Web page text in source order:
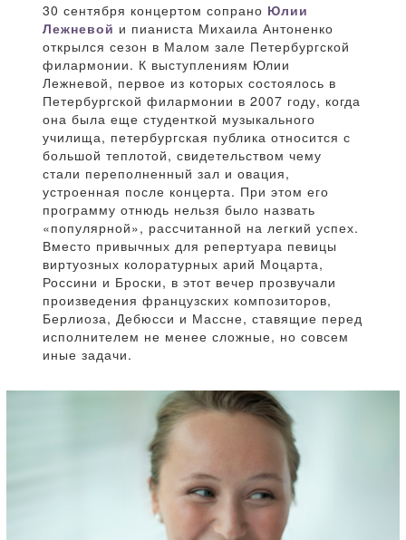
30 сентября концертом сопрано Юлии
Лежневой и пианиста Михаила Антоненко
открылся сезон в Малом зале Петербургской
филармонии. К выступлениям Юлии
Лежневой, первое из которых состоялось в
Петербургской филармонии в 2007 году, когда
она была еще студенткой музыкального
училища, петербургская публика относится с
большой теплотой, свидетельством чему
стали переполненный зал и овация,
устроенная после концерта. При этом его
программу отнюдь нельзя было назвать
«популярной», рассчитанной на легкий успех.
Вместо привычных для репертуара певицы
виртуозных колоратурных арий Моцарта,
Россини и Броски, в этот вечер прозвучали
произведения французских композиторов,
Берлиоза, Дебюсси и Массне, ставящие перед
исполнителем не менее сложные, но совсем
иные задачи.